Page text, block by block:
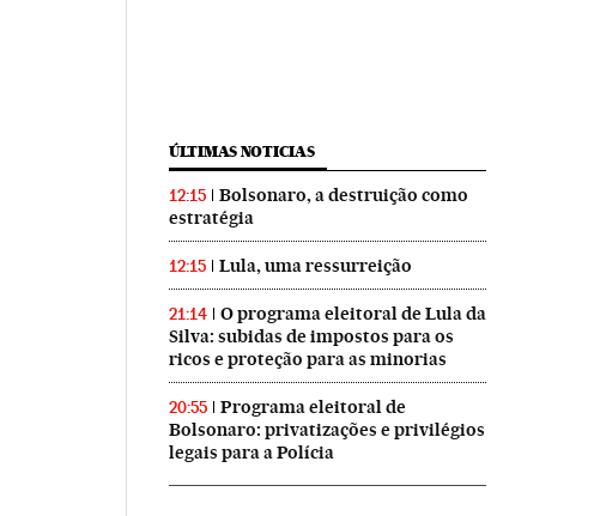
ÚLTIMAS NOTICIAS
12:15
Bolsonaro, a destruição como
estratégia
12:15 Lula, uma ressurreição
21:14
O programa eleitoral de Lula da
Silva: subidas de impostos para os
ricos e proteção para as minorias
20:55
Programa eleitoral de
Bolsonaro: privatizações e privilégios
legais para a Polícia